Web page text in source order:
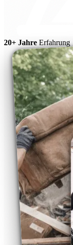
20+ Jahre Erfahrung